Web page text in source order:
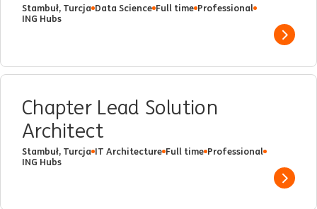
Stambuł, Turcja Data Science Full time Professional
ING Hubs
Show
Chapter Lead Solution
Architect
Stambuł, Turcja IT Architecture Full time Professional
ING Hubs
Show